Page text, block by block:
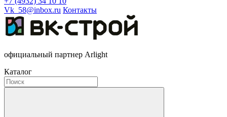
Vk_58@inbox.ru Контакты
официальный партнер Arlight
Каталог